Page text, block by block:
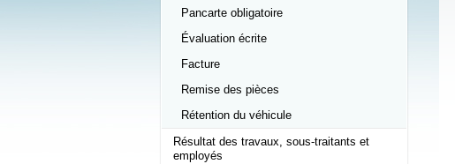
Pancarte obligatoire
Évaluation écrite
Facture
Remise des pièces
Rétention du véhicule
Résultat des travaux, sous-traitants et
employés